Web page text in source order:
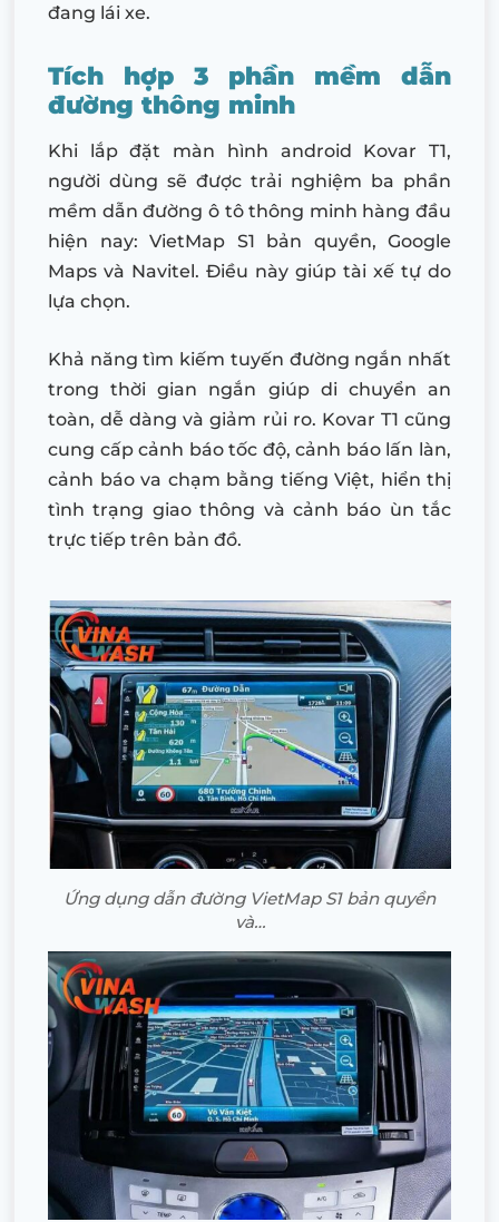
đang lái xe.
Tích hợp 3 phần mềm dẫn
đường thông minh
Khi lắp đặt màn hình android Kovar T1,
người dùng sẽ được trải nghiệm ba phần
mềm dẫn đường ô tô thông minh hàng đầu
hiện nay: VietMap S1 bản quyền, Google
Maps và Navitel. Điều này giúp tài xế tự do
lựa chọn.
Khả năng tìm kiếm tuyến đường ngắn nhất
trong thời gian ngắn giúp di chuyển an
toàn, dễ dàng và giảm rủi ro. Kovar T1 cũng
cung cấp cảnh báo tốc độ, cảnh báo lấn làn,
cảnh báo va chạm bằng tiếng Việt, hiển thị
tình trạng giao thông và cảnh báo ùn tắc
trực tiếp trên bản đồ.
Ứng dụng dẫn đường VietMap S1 bản quyền
và…